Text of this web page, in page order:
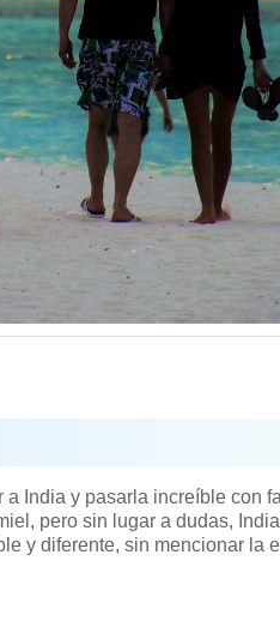
India y pasarla increíble con
pero sin lugar a dudas,
y diferente, sin mencionar la